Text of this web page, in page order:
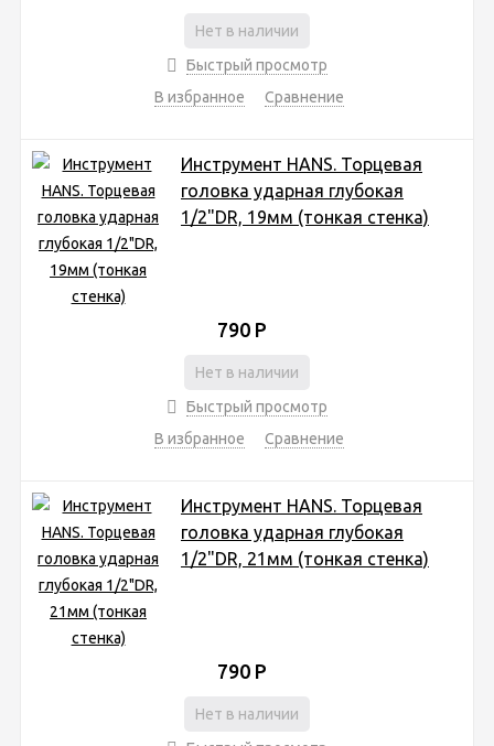
Нет в наличии
Быстрый просмотр
В избранное
Сравнение
Инструмент HANS. Торцевая
головка ударная глубокая
1/2"DR, 19мм (тонкая стенка)
790 Р
Нет в наличии
Быстрый просмотр
В избранное
Сравнение
Инструмент HANS. Торцевая
головка ударная глубокая
1/2"DR, 21мм (тонкая стенка)
790 Р
Нет в наличии